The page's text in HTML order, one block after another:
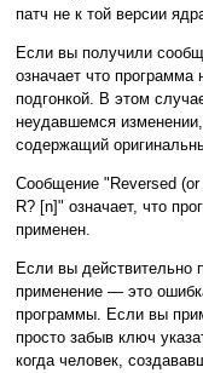
патч не к той версии
Если вы получили
означает что
подгонкой. В этом
неудавшемся
содержащий
Сообщение "Reversed
R? [n]" означает, что
применен.
Если вы действительно
применение — это
программы. Если вы
просто забыв ключ
когда человек,